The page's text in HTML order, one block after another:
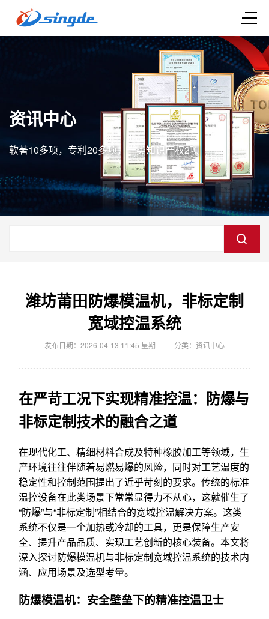
资讯中心
软著10多项，专利20多项，一类知识产权2项
潍坊莆田防爆模温机，非标定制
宽域控温系统
发布日期：2026-04-13 11:45 星期一 分类： 资讯中心
在严苛工况下实现精准控温：防爆与
非标定制技术的融合之道
在现代化工、精细材料合成及特种橡胶加工等领域，生
产环境往往伴随着易燃易爆的风险，同时对工艺温度的
稳定性和控制范围提出了近乎苛刻的要求。传统的标准
温控设备在此类场景下常常显得力不从心，这就催生了
“防爆”与“非标定制”相结合的宽域控温解决方案。这类
系统不仅是一个加热或冷却的工具，更是保障生产安
全、提升产品品质、实现工艺创新的核心装备。本文将
深入探讨防爆模温机与非标定制宽域控温系统的技术内
涵、应用场景及选型考量。
防爆模温机：安全壁垒下的精准控温卫士